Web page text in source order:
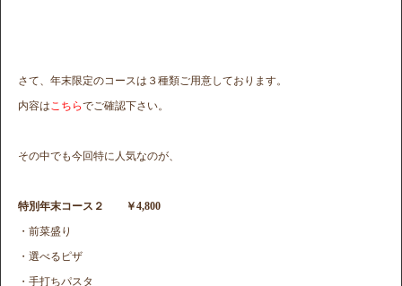
さて、年末限定のコースは３種類ご用意しております。
内容は こちらでご確認下さい。
その中でも今回特に人気なのが、
特別年末コース２ ￥4,800
・前菜盛り
・選べるピザ
・手打ちパスタ